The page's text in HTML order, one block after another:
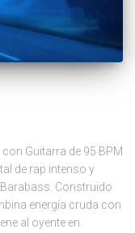
Guitarra de 95 BPM
de rap intenso y
Construido
energía cruda con
al oyente en